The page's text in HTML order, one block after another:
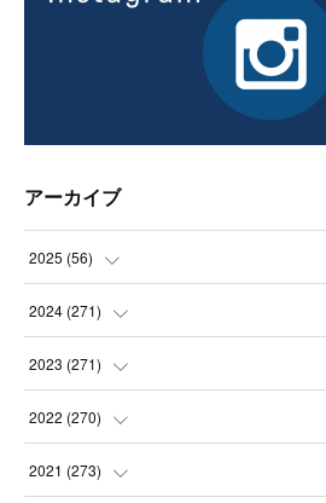
アーカイブ
2025 (56)
(14
(21
(21
2024 (271)
(21
(22
(23
2023 (271)
(22
(23
2022 (270)
(23
2021 (273)